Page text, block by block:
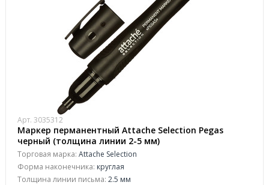
Арт. 3035312
Маркер перманентный Attache Selection Pegas
черный (толщина линии 2-5 мм)
Торговая марка: Attache Selection
Форма наконечника: круглая
Толщина линии письма: 2.5 мм